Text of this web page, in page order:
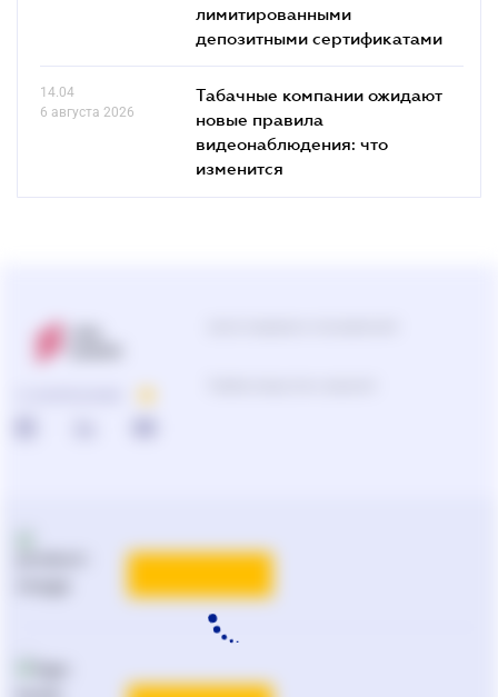
лимитированными
депозитными сертификатами
14.04
6 августа 2026
Табачные компании ожидают
новые правила
видеонаблюдения: что
изменится